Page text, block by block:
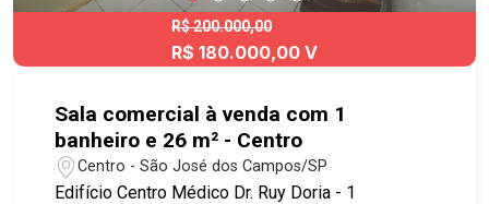
R$ 200.000,00
R$ 180.000,00 V
Sala comercial à venda com 1
banheiro e 26 m² - Centro
Centro - São José dos Campos/SP
Edifício Centro Médico Dr. Ruy Doria - 1